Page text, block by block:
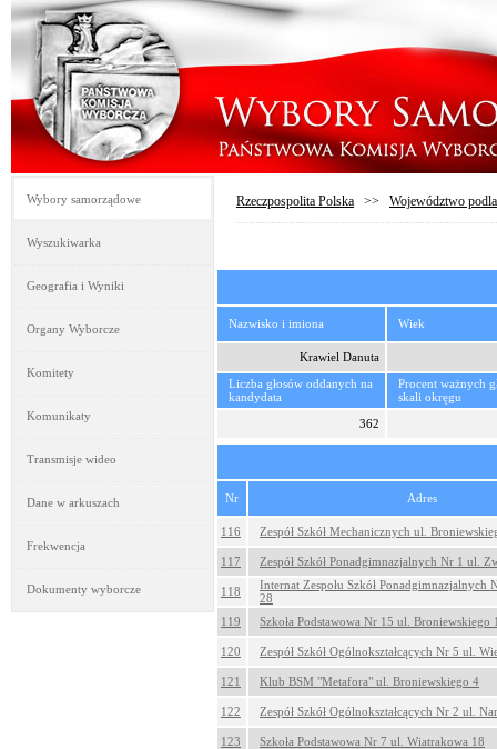
Wybory samorządowe
Wyszukiwarka
Geografia i Wyniki
Organy Wyborcze
Komitety
Komunikaty
Transmisje wideo
Dane w arkuszach
Frekwencja
Dokumenty wyborcze
Rzeczpospolita Polska >> Województwo
Nazwisko i imiona Wiek
Krawiel Danuta
Liczba głosów oddanych na
kandydata
Procent ważnych
skali okręgu
362
Nr Adres
116 Zespół Szkół Mechanicznych ul.
117 Zespół Szkół Ponadgimnazjalnych Nr 1 ul.
118
Internat Zespołu Szkół Ponadgimnazjalnych
28
119
Szkoła Podstawowa Nr 15 ul. Broniewskiego
120 Zespół Szkół Ogólnokształcących Nr 5 ul.
121 Klub BSM "Metafora" ul. Broniewskiego 4
122 Zespół Szkół Ogólnokształcących Nr 2 ul.
123 Szkoła Podstawowa Nr 7 ul. Wiatrakowa 18